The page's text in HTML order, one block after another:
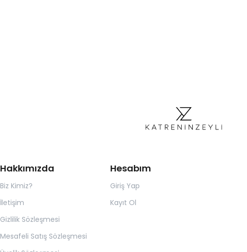
Hakkımızda
Biz Kimiz?
İletişim
Gizlilik Sözleşmesi
Mesafeli Satış Sözleşmesi
Hesabım
Giriş Yap
Kayıt Ol